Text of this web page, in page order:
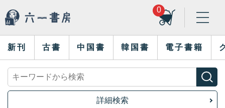
0
新刊 古書 中国書 韓国書 電子書籍
詳細検索